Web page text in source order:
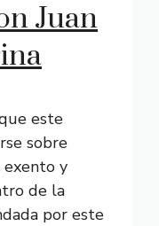
Juan
este
sobre
y
de la
por este